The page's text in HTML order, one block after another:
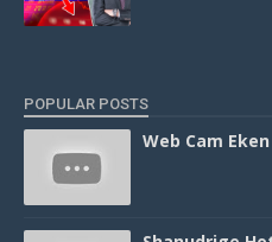
POPULAR POSTS
Web Cam